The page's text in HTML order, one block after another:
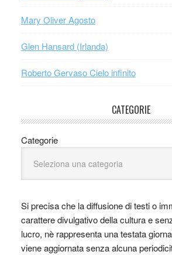
Mary Oliver Agosto
Glen Hansard (Irlanda)
Roberto Gervaso Cielo infinito
CATEGORIE
Categorie
Si precisa che la diffusione di testi o
carattere divulgativo della cultura e
lucro, nè rappresenta una testata
viene aggiornata senza alcuna